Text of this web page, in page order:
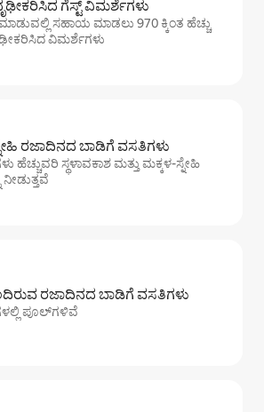
ಗೆಸ್ಟ್ ವಿಮರ್ಶೆಗಳು
ಸಹಾಯ ಮಾಡಲು 970 ಕ್ಕಿಂತ ಹೆಚ್ಚು
ವಿಮರ್ಶೆಗಳು
ರಜಾದಿನದ ಬಾಡಿಗೆ ವಸತಿಗಳು
ಹೆಚ್ಚುವರಿ ಸ್ಥಳಾವಕಾಶ ಮತ್ತು ಮಕ್ಕಳ-ಸ್ನೇಹಿ
ರಜಾದಿನದ ಬಾಡಿಗೆ ವಸತಿಗಳು
ಪೂಲ್‌‌‌‌‌‌‌‌‌ಗಳಿವೆ